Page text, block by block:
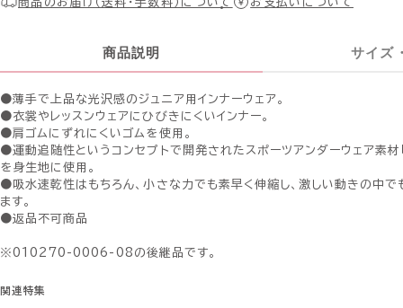
商品説明 サイズ
●薄手で上品な光沢感のジュニア用インナーウェア。
●衣裳やレッスンウェアにひびきにくいインナー。
●肩ゴムにずれにくいゴムを使用。
●運動追随性というコンセプトで開発されたスポーツアンダーウェア素材「
を身生地に使用。
●吸水速乾性はもちろん、小さな力でも素早く伸縮し、激しい動きの中で
ます。
●返品不可商品
※010270-0006-08の後継品です。
関連特集